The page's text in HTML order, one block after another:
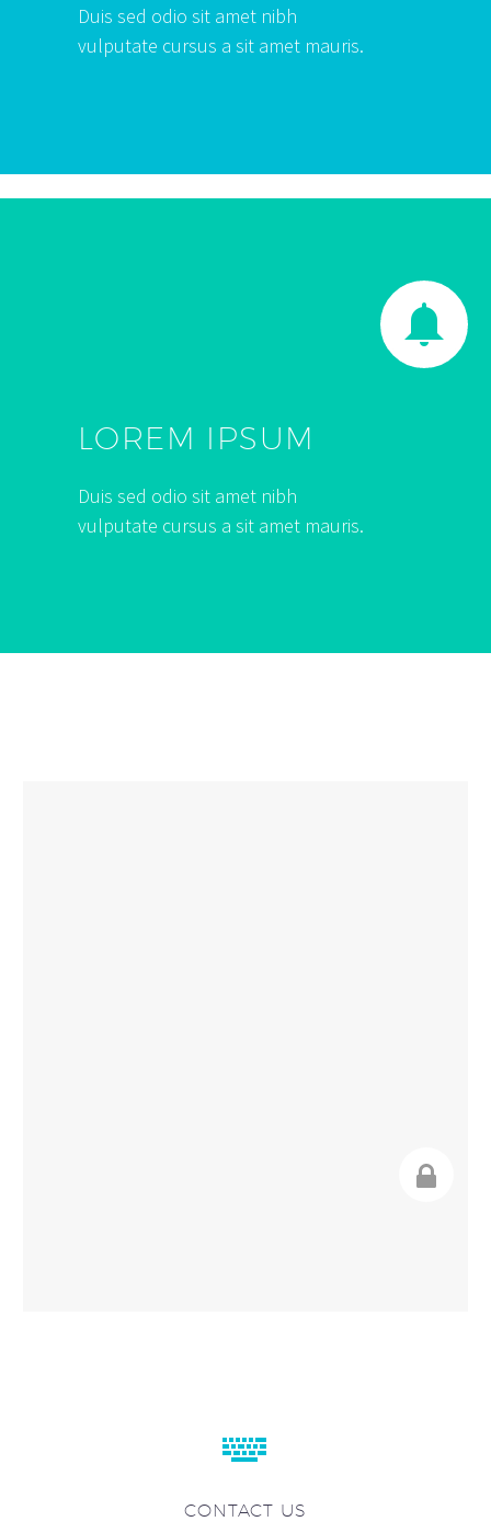
Duis sed odio sit amet nibh
vulputate cursus a sit amet mauris.


LOREM IPSUM
Duis sed odio sit amet nibh
vulputate cursus a sit amet mauris.


CONTACT US